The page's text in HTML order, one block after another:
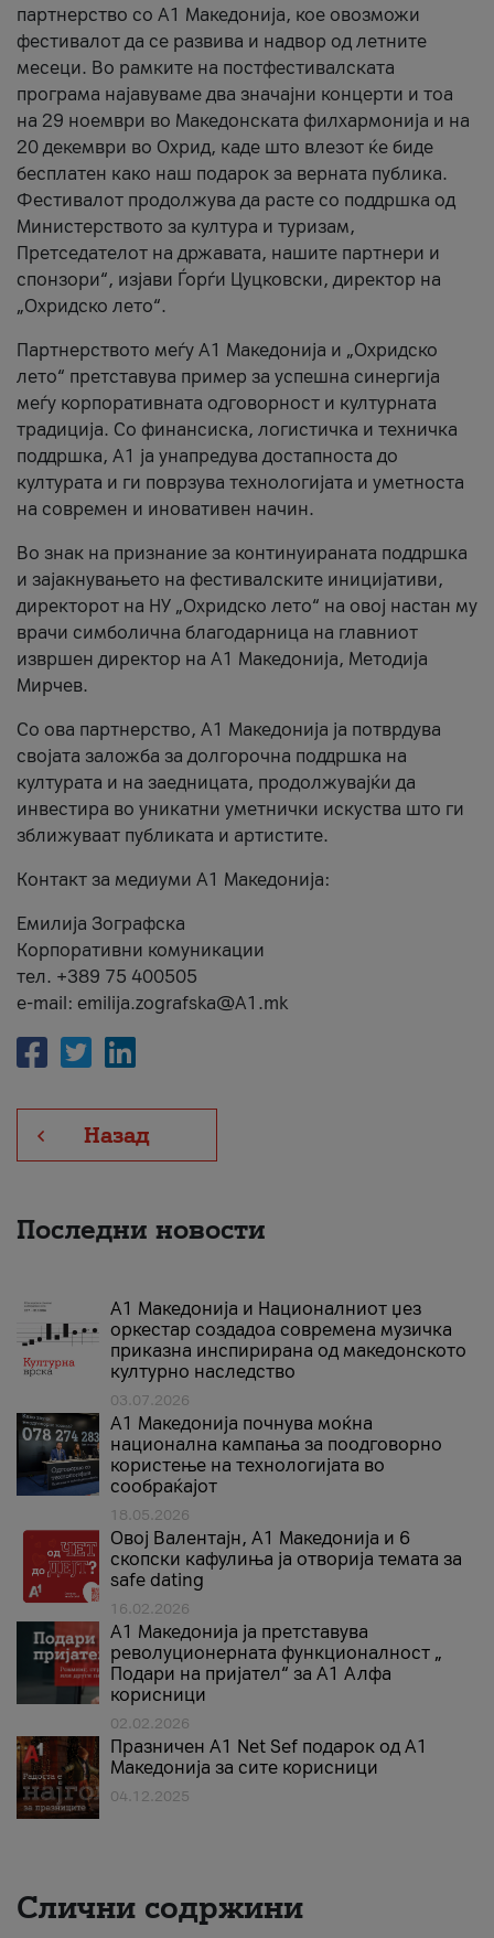
партнерство со А1 Македонија, кое овозможи
фестивалот да се развива и надвор од летните
месеци. Во рамките на постфестивалската
програма најавуваме два значајни концерти и тоа
на 29 ноември во Македонската филхармонија и на
20 декември во Охрид, каде што влезот ќе биде
бесплатен како наш подарок за верната публика.
Фестивалот продолжува да расте со поддршка од
Министерството за култура и туризам,
Претседателот на државата, нашите партнери и
спонзори“, изјави Ѓорѓи Цуцковски, директор на
„Охридско лето“.
Партнерството меѓу A1 Македонија и „Охридско
лето“ претставува пример за успешна синергија
меѓу корпоративната одговорност и културната
традиција. Со финансиска, логистичка и техничка
поддршка, A1 ја унапредува достапноста до
културата и ги поврзува технологијата и уметноста
на современ и иновативен начин.
Во знак на признание за континуираната поддршка
и зајакнувањето на фестивалските иницијативи,
директорот на НУ „Охридско лето“ на овој настан му
врачи симболична благодарница на главниот
извршен директор на A1 Македонија, Методија
Мирчев.
Со ова партнерство, A1 Македонија ја потврдува
својата заложба за долгорочна поддршка на
културата и на заедницата, продолжувајќи да
инвестира во уникатни уметнички искуства што ги
зближуваат публиката и артистите.
Контакт за медиуми А1 Македонија:
Емилија Зографска
Корпоративни комуникации
тел. +389 75 400505
e-mail: emilija.zografska@A1.mk
Назад
Последни новости
А1 Македонија и Националниот џез
оркестар создадоа современа музичка
приказна инспирирана од македонското
културно наследство
03.07.2026
A1 Македонија почнува моќна
национална кампања за поодговорно
користење на технологијата во
сообраќајот
18.05.2026
Овој Валентајн, A1 Македонија и 6
скопски кафулиња ја отворија темата за
safe dating
16.02.2026
А1 Македонија ја претставува
револуционерната функционалност „
Подари на пријател“ за А1 Алфа
корисници
02.02.2026
Празничен A1 Net Sеf подарок од А1
Македонија за сите корисници
04.12.2025
Слични содржини